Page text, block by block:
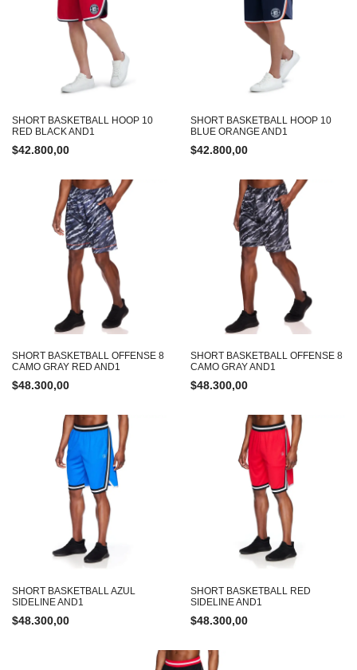
SHORT BASKETBALL HOOP 10
RED BLACK AND1
$42.800,00
SHORT BASKETBALL HOOP 10
BLUE ORANGE AND1
$42.800,00
SHORT BASKETBALL OFFENSE 8
CAMO GRAY RED AND1
$48.300,00
SHORT BASKETBALL OFFENSE 8
CAMO GRAY AND1
$48.300,00
SHORT BASKETBALL AZUL
SIDELINE AND1
$48.300,00
SHORT BASKETBALL RED
SIDELINE AND1
$48.300,00